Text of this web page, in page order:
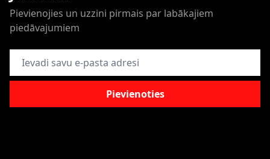
Pievienojies un uzzini pirmais par labākajiem
piedāvajumiem
E-pasta adrese
Pievienoties